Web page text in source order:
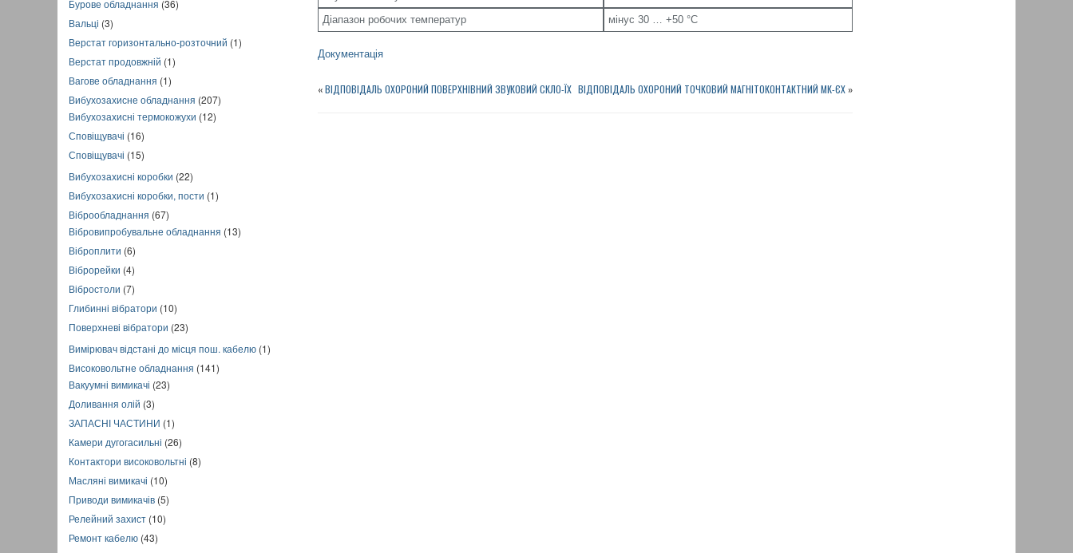
Бурове обладнання (36)
Вальці (3)
Верстат горизонтально-розточний (1)
Верстат продовжній (1)
Вагове обладнання (1)
Вибухозахисне обладнання (207)
Вибухозахисні термокожухи (12)
Сповіщувачі (16)
Сповіщувачі (15)
Вибухозахисні коробки (22)
Вибухозахисні коробки, пости (1)
Віброобладнання (67)
Вібровипробувальне обладнання (13)
Віброплити (6)
Віброрейки (4)
Вібростоли (7)
Глибинні вібратори (10)
Поверхневі вібратори (23)
Вимірювач відстані до місця пош. кабелю (1)
Високовольтне обладнання (141)
Вакуумні вимикачі (23)
Доливання олій (3)
ЗАПАСНІ ЧАСТИНИ (1)
Камери дугогасильні (26)
Контактори високовольтні (8)
Масляні вимикачі (10)
Приводи вимикачів (5)
Релейний захист (10)
Ремонт кабелю (43)
Діапазон робочих температур
мінус 30 … +50 °С
Документація
«ВІДПОВІДАЛЬ ОХОРОНИЙ ПОВЕРХНІВНИЙ ЗВУКОВИЙ СКЛО-ЇХ ВІДПОВІДАЛЬ ОХОРОНИЙ ТОЧКОВИЙ МАГНІТОКОНТАКТНИЙ МК-ЄХ »